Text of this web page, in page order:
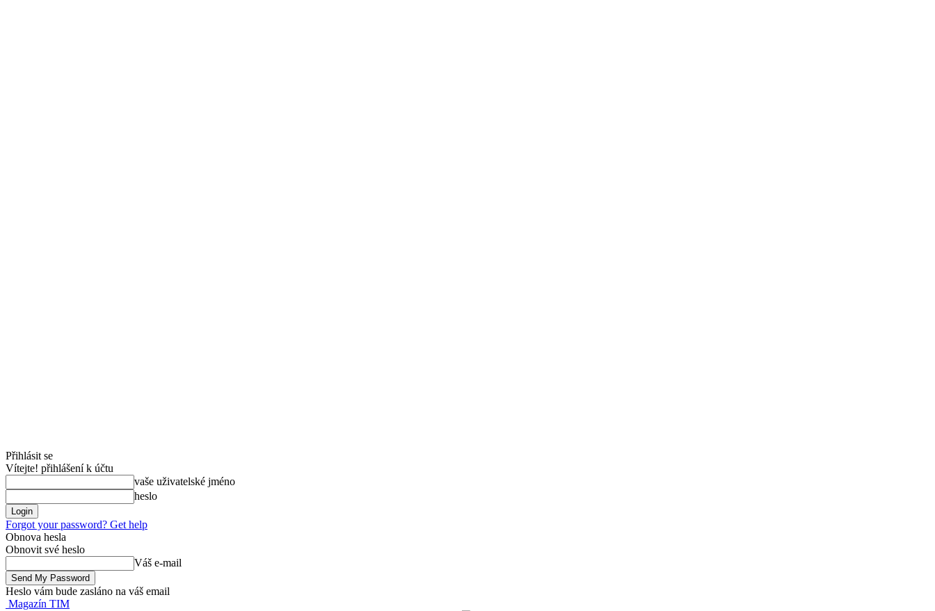
Přihlásit se
Vítejte! přihlášení k účtu
vaše uživatelské jméno
heslo
Forgot your password? Get help
Obnova hesla
Obnovit své heslo
Váš e-mail
Heslo vám bude zasláno na váš email
Magazín TIM